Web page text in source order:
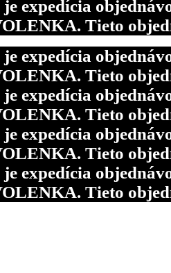
expedícia
Tieto
expedícia
Tieto
expedícia
Tieto
expedícia
Tieto
expedícia
Tieto